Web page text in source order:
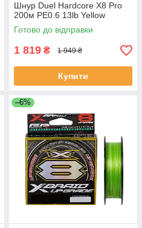
Шнур Duel Hardcore X8 Pro
200м PE0.6 13lb Yellow
Готово до відправки
1 819 ₴ 1 949 ₴
Купити
–6%